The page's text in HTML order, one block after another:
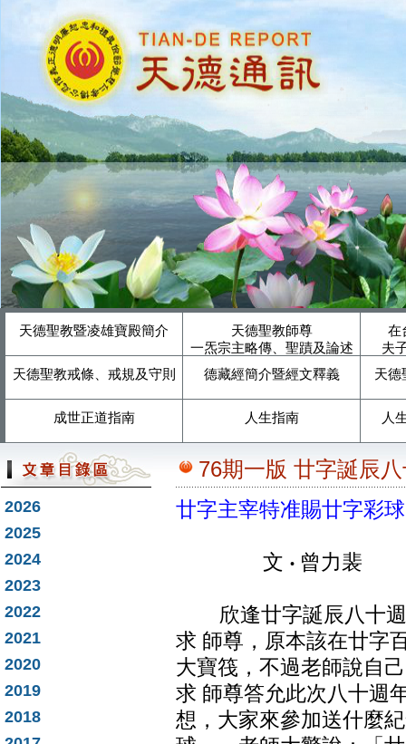
天德聖教暨凌雄寶殿簡介
天德聖教師尊
一炁宗主略傳、聖蹟及論述
在
夫
天德聖教戒條、戒規及守則
德藏經簡介暨經文釋義 天德
成世正道指南 人生指南 人
2026
2025
2024
2023
2022
2021
2020
2019
2018
76期一版 廿字誕辰
廿字主宰特准賜廿字彩
文 ‧ 曾力裴
欣逢廿字誕辰八十週
求 師尊，原本該在廿字
大寶筏，不過老師說自
求 師尊答允此次八十週
想，大家來參加送什麼